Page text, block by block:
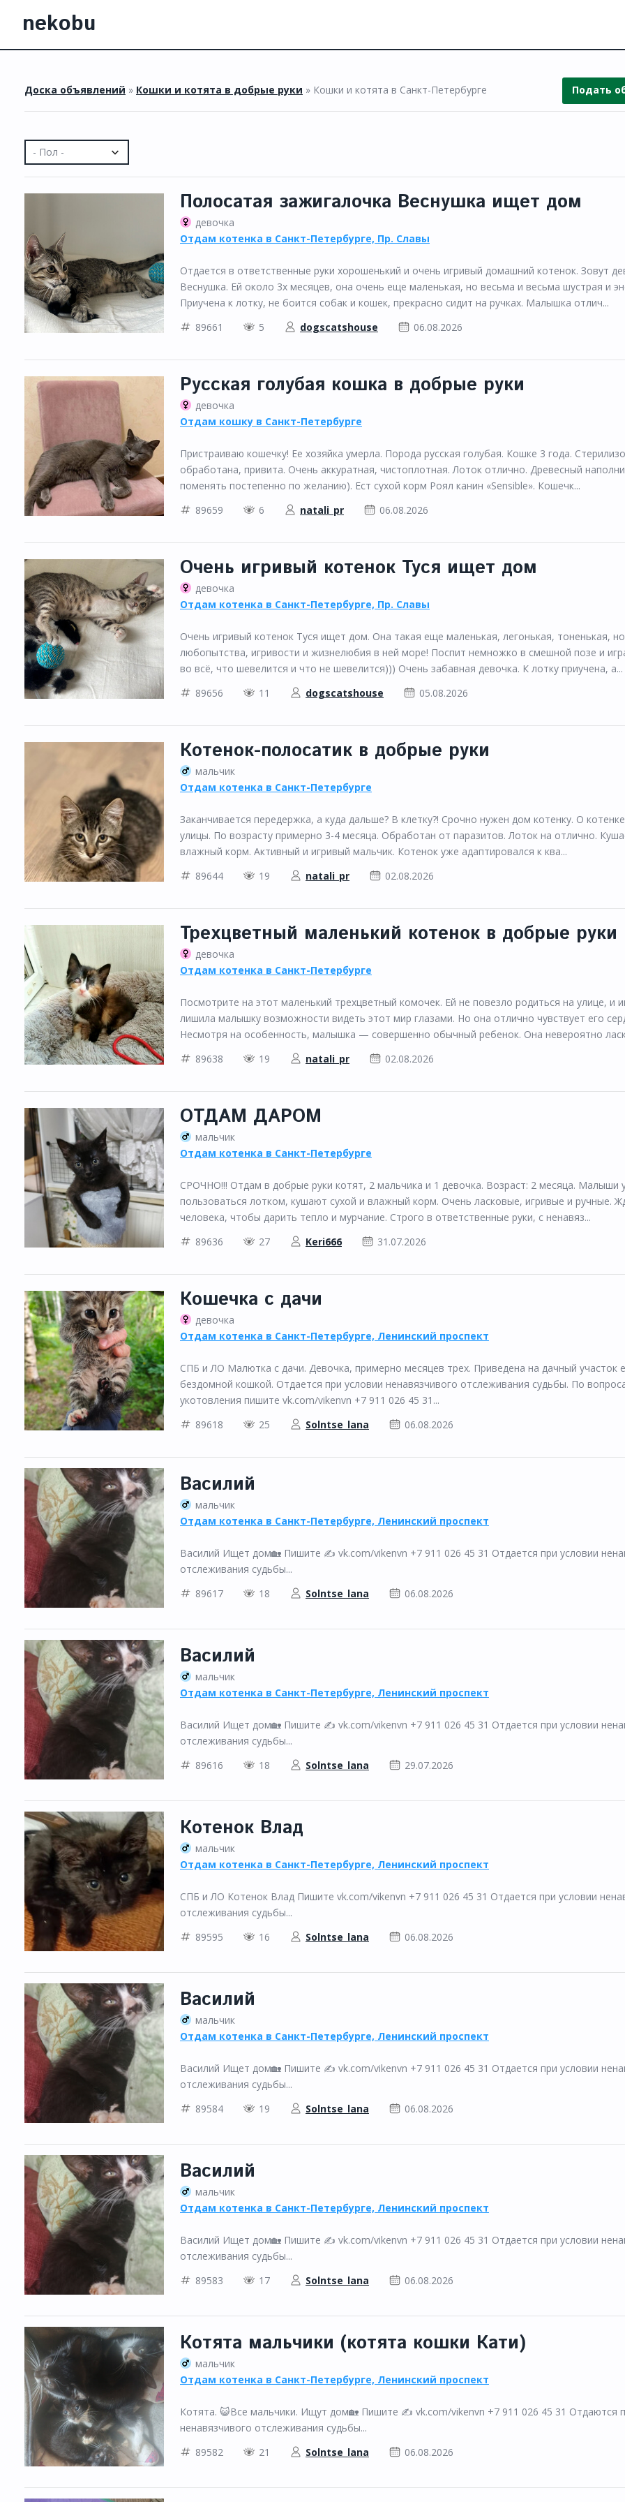
nekobu
Доска объявлений » Кошки и котята в добрые руки » Кошки и котята в Санкт-Петербурге Подать
Полосатая зажигалочка Веснушка ищет дом
девочка
Отдам котенка в Санкт-Петербурге, Пр. Славы
Отдается в ответственные руки хорошенький и очень игривый домашний котенок. Зовут
Веснушка. Ей около 3х месяцев, она очень еще маленькая, но весьма и весьма шустрая и
Приучена к лотку, не боится собак и кошек, прекрасно сидит на ручках. Малышка отлич...
89661
5 dogscatshouse 06.08.2026
Русская голубая кошка в добрые руки
девочка
Отдам кошку в Санкт-Петербурге
Пристраиваю кошечку! Ее хозяйка умерла. Порода русская голубая. Кошке 3 года.
обработана, привита. Очень аккуратная, чистоплотная. Лоток отлично. Древесный
поменять постепенно по желанию). Ест сухой корм Роял канин «Sensible». Кошечк...
89659
6 natali_pr 06.08.2026
Очень игривый котенок Туся ищет дом
девочка
Отдам котенка в Санкт-Петербурге, Пр. Славы
Очень игривый котенок Туся ищет дом. Она такая еще маленькая, легонькая, тоненькая, но
любопытства, игривости и жизнелюбия в ней море! Поспит немножко в смешной позе и
во всё, что шевелится и что не шевелится))) Очень забавная девочка. К лотку приучена, а...
89656
11 dogscatshouse 05.08.2026
Котенок-полосатик в добрые руки
мальчик
Отдам котенка в Санкт-Петербурге
Заканчивается передержка, а куда дальше? В клетку?! Срочно нужен дом котенку. О
улицы. По возрасту примерно 3-4 месяца. Обработан от паразитов. Лоток на отлично.
влажный корм. Активный и игривый мальчик. Котенок уже адаптировался к ква...
89644
19 natali_pr 02.08.2026
Трехцветный маленький котенок в добрые руки
девочка
Отдам котенка в Санкт-Петербурге
Посмотрите на этот маленький трехцветный комочек. Ей не повезло родиться на улице, и
лишила малышку возможности видеть этот мир глазами. Но она отлично чувствует его
Несмотря на особенность, малышка — совершенно обычный ребенок. Она невероятно
89638
19 natali_pr 02.08.2026
ОТДАМ ДАРОМ
мальчик
Отдам котенка в Санкт-Петербурге
СРОЧНО!!! Отдам в добрые руки котят, 2 мальчика и 1 девочка. Возраст: 2 месяца. Малыши
пользоваться лотком, кушают сухой и влажный корм. Очень ласковые, игривые и ручные.
человека, чтобы дарить тепло и мурчание. Строго в ответственные руки, с ненавяз...
89636
27 Keri666 31.07.2026
Кошечка с дачи
девочка
Отдам котенка в Санкт-Петербурге, Ленинский проспект
СПБ и ЛО Малютка с дачи. Девочка, примерно месяцев трех. Приведена на дачный участок
бездомной кошкой. Отдается при условии ненавязчивого отслеживания судьбы. По
укотовления пишите vk.com/vikenvn +7 911 026 45 31...
89618
25 Solntse_lana 06.08.2026
Василий
мальчик
Отдам котенка в Санкт-Петербурге, Ленинский проспект
Василий Ищет дом🏡 Пишите ✍️ vk.com/vikenvn +7 911 026 45 31 Отдается при условии
отслеживания судьбы...
89617
18 Solntse_lana 06.08.2026
Василий
мальчик
Отдам котенка в Санкт-Петербурге, Ленинский проспект
Василий Ищет дом🏡 Пишите ✍️ vk.com/vikenvn +7 911 026 45 31 Отдается при условии
отслеживания судьбы...
89616
18 Solntse_lana 29.07.2026
Котенок Влад
мальчик
Отдам котенка в Санкт-Петербурге, Ленинский проспект
СПБ и ЛО Котенок Влад Пишите vk.com/vikenvn +7 911 026 45 31 Отдается при условии
отслеживания судьбы...
89595
16 Solntse_lana 06.08.2026
Василий
мальчик
Отдам котенка в Санкт-Петербурге, Ленинский проспект
Василий Ищет дом🏡 Пишите ✍️ vk.com/vikenvn +7 911 026 45 31 Отдается при условии
отслеживания судьбы...
89584
19 Solntse_lana 06.08.2026
Василий
мальчик
Отдам котенка в Санкт-Петербурге, Ленинский проспект
Василий Ищет дом🏡 Пишите ✍️ vk.com/vikenvn +7 911 026 45 31 Отдается при условии
отслеживания судьбы...
89583
17 Solntse_lana 06.08.2026
Котята мальчики (котята кошки Кати)
мальчик
Отдам котенка в Санкт-Петербурге, Ленинский проспект
Котята. 😺Все мальчики. Ищут дом🏡 Пишите ✍️ vk.com/vikenvn +7 911 026 45 31 Отдаются
ненавязчивого отслеживания судьбы...
89582
21 Solntse_lana 06.08.2026